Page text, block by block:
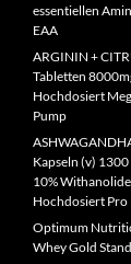
essentiellen
EAA
ARGININ +
Tabletten
Hochdosiert
Pump
Kapseln (v) 1300
10%
Hochdosiert Pro
Optimum
Whey Gold